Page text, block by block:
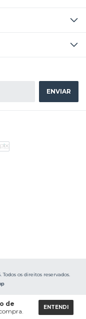
de
ENTENDI
os direitos reservados.